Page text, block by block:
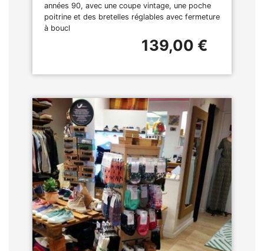
années 90, avec une coupe vintage, une poche
poitrine et des bretelles réglables avec fermeture
à boucl
139,00 €